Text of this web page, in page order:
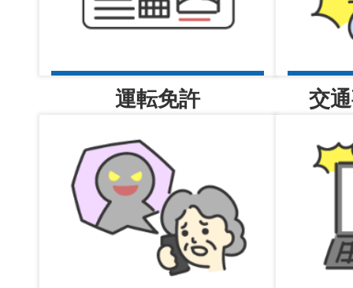
高齢者講習・認知機能検査・
状況一覧表について更新しま
2026年08月05日
警備員指導教育責任者講習（
号）実施のお知らせ
2026年08月05日
警備員指導教育責任者講習（
運転免許 交